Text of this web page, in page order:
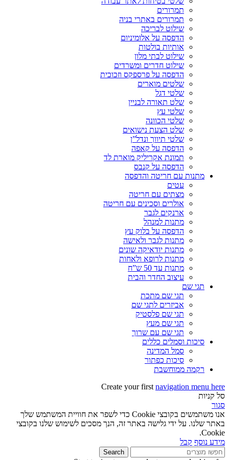
תמרורים
תמרורים באתרי בניה
שילוט לבריכה
הדפסה על אלומיניום
אותיות בולטות
שילוט לבתי מלון
שילוט חדרים ומשרדים
הדפסה על פרספקס וזכוכית
שלטים מוארים
שלטי דגל
שלט תאורה לבניין
שלטי עץ
שלטי הכוונה
שלט הצעת נישואים
שלטי תיווך ונדל”ן
הדפסה על קאפה
תמונת אקריליק מוארת לד
הדפסה על קנבס
מתנות עם חריטה והדפסה
עטים
מצתים עם חריטה
אולרים וסכינים עם חריטה
ארנקים לגבר
מתנות למנהל
הדפסה על בלוק עץ
מתנות לגבר ולאישה
מתנות יודאיקה שונים
מתנות לרופא ולאחות
מתנות עד 50 ש”ח
עיצוב החדר והבית
תגי שם
תגי שם מתכת
אביזרים לתגי שם
תגי שם פלסטיק
תגי שם מעץ
תגי שם עם שרוך
סיכות וסמלים כללים
סמל המדינה
סיכות כפתור
רקמה ממוחשבת
Create your first navigation menu here
סל קניות
סגור
אנו משתמשים בקובצי Cookie כדי לשפר את חוויית המשתמש שלך
באתר שלנו. על ידי גלישה באתר זה, הנך מסכים לשימוש שלנו בקובצי
Cookie.
מידע נוסף קבל
Search